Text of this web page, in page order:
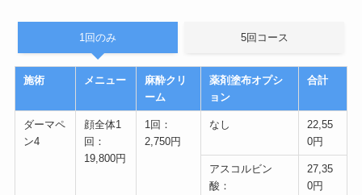
1回のみ 5回コース
施術 メニュー
麻酔クリ
ーム
薬剤塗布オプシ
ョン
合計
ダーマペ
ン4
顔全体1
回：
19,800円
1回：
2,750円
なし
22,55
0円
アスコルビン
酸：
27,35
0円